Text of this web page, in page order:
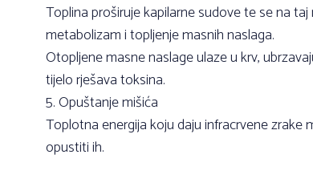
Toplina proširuje kapilarne sudove te se na
metabolizam i topljenje masnih naslaga.
Otopljene masne naslage ulaze u krv,
tijelo rješava toksina.
5. Opuštanje mišića
Toplotna energija koju daju infracrvene zrake
opustiti ih.